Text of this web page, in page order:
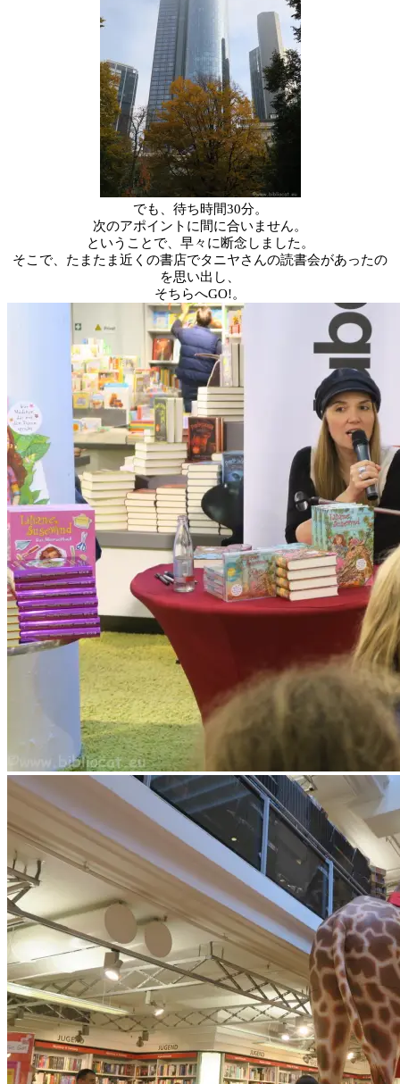
でも、待ち時間30分。
次のアポイントに間に合いません。
ということで、早々に断念しました。
そこで、たまたま近くの書店でタニヤさんの読書会があったの
を思い出し、
そちらへGO!。